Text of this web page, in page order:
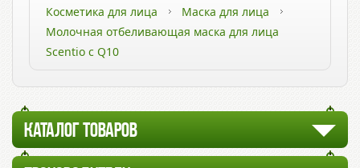
Косметика для лица
Маска для лица
Молочная отбеливающая маска для лица
Scentio с Q10
КАТАЛОГ ТОВАРОВ